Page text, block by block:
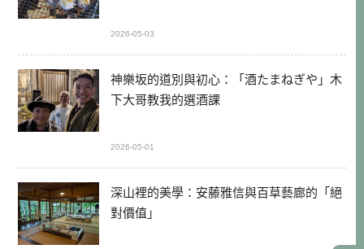
2026-05-03
神樂坂的道別與初心：「酒たまねぎや」木
下大哥教我的選酒課
2026-05-01
深山裡的美學：安藤雅信與百草藝廊的「絕
對價值」